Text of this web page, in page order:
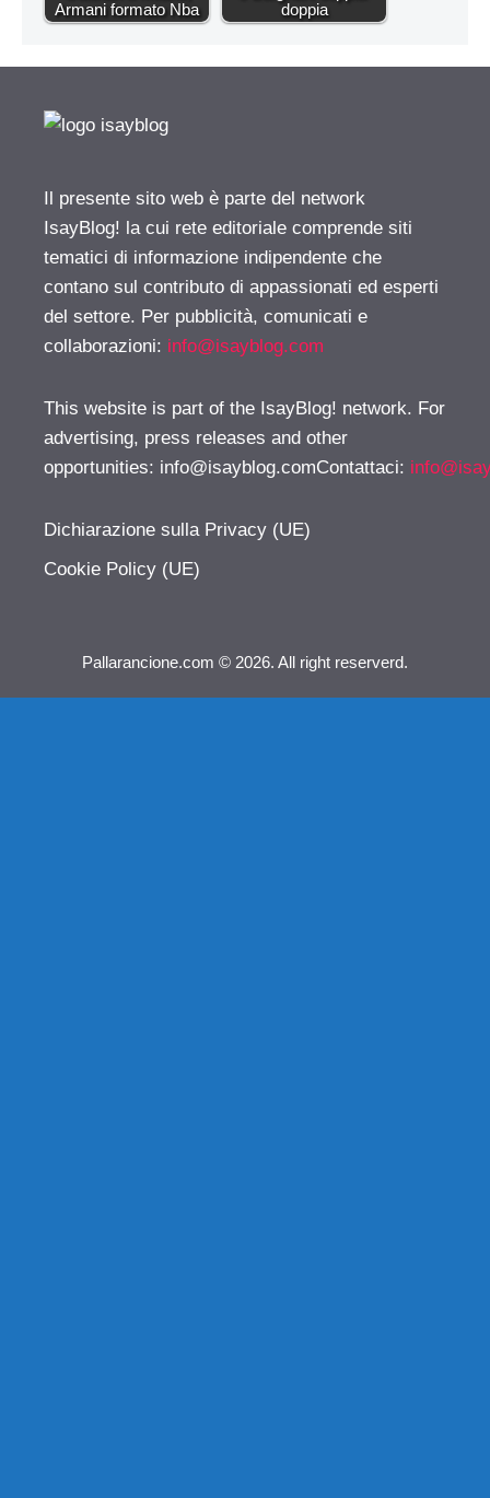
Armani formato Nba
doppia
Il presente sito web è parte del network
IsayBlog! la cui rete editoriale comprende siti
tematici di informazione indipendente che
contano sul contributo di appassionati ed esperti
del settore. Per pubblicità, comunicati e
collaborazioni: info@isayblog.com
This website is part of the IsayBlog! network. For
advertising, press releases and other
opportunities: info@isayblog.comContattaci:
Dichiarazione sulla Privacy (UE)
Cookie Policy (UE)
Pallarancione.com © 2026. All right reserverd.